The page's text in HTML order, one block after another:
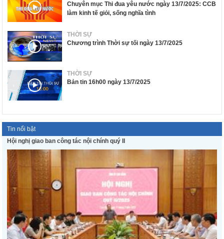
Chuyên mục Thi đua yêu nước ngày 13/7/2025: CCB
làm kinh tế giỏi, sống nghĩa tình
THỜI SỰ
Chương trình Thời sự tối ngày 13/7/2025
THỜI SỰ
Bản tin 16h00 ngày 13/7/2025
Tin nổi bật
Hội nghị giao ban công tác nội chính quý II